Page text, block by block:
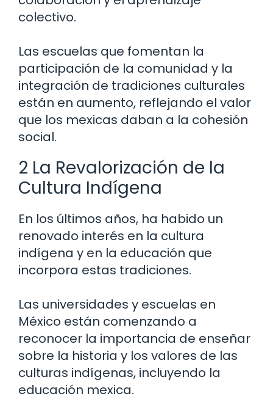
colectivo.
Las escuelas que fomentan la
participación de la comunidad y la
integración de tradiciones culturales
están en aumento, reflejando el valor
que los mexicas daban a la cohesión
social.
2 La Revalorización de la
Cultura Indígena
En los últimos años, ha habido un
renovado interés en la cultura
indígena y en la educación que
incorpora estas tradiciones.
Las universidades y escuelas en
México están comenzando a
reconocer la importancia de enseñar
sobre la historia y los valores de las
culturas indígenas, incluyendo la
educación mexica.